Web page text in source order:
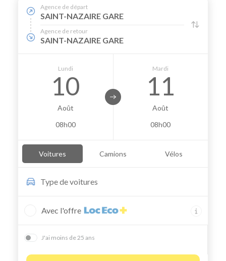
Agence de départ
SAINT-NAZAIRE GARE
Agence de retour
SAINT-NAZAIRE GARE
Lundi
10
Août
08h00
Mardi
11
Août
08h00
Voitures Camions Vélos
Type devoitures
Avec l'offre
J'ai moins de 25 ans